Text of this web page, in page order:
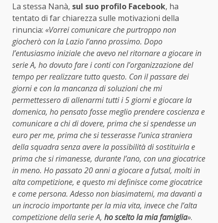
La stessa Nanà, sul suo profilo Facebook, ha
tentato di far chiarezza sulle motivazioni della
rinuncia: «Vorrei comunicare che purtroppo non
giocherò con la Lazio l’anno prossimo. Dopo
l’entusiasmo iniziale che avevo nel ritornare a giocare in
serie A, ho dovuto fare i conti con l’organizzazione del
tempo per realizzare tutto questo. Con il passare dei
giorni e con la mancanza di soluzioni che mi
permettessero di allenarmi tutti i 5 giorni e giocare la
domenica, ho pensato fosse meglio prendere coscienza e
comunicare a chi di dovere, prima che si spendesse un
euro per me, prima che si tesserasse l’unica straniera
della squadra senza avere la possibilità di sostituirla e
prima che si rimanesse, durante l’ano, con una giocatrice
in meno. Ho passato 20 anni a giocare a futsal, molti in
alta competizione, e questo mi definisce come giocatrice
e come persona. Adesso non biasimatemi, ma davanti a
un incrocio importante per la mia vita, invece che l’alta
competizione della serie A, ho scelto la mia famiglia».